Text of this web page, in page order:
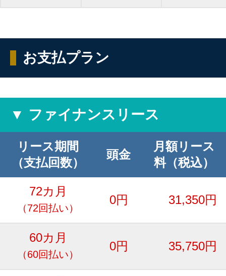
お支払プラン
▼ ファイナンスリース
リース期間
（支払回数）
頭金
月額リース
料（税込）
72カ月
（72回払い）
0円 31,350円
60カ月
（60回払い）
0円 35,750円